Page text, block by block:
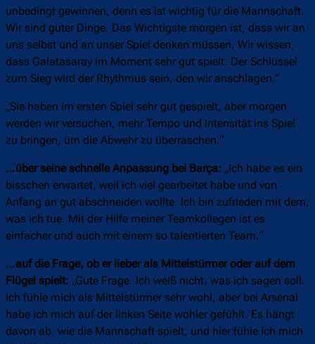
unbedingt gewinnen, denn es ist wichtig für die Mannschaft.
Wir sind guter Dinge. Das Wichtigste morgen ist, dass wir an
uns selbst und an unser Spiel denken müssen. Wir wissen,
dass Galatasaray im Moment sehr gut spielt. Der Schlüssel
zum Sieg wird der Rhythmus sein, den wir anschlagen.“
„Sie haben im ersten Spiel sehr gut gespielt, aber morgen
werden wir versuchen, mehr Tempo und Intensität ins Spiel
zu bringen, um die Abwehr zu überraschen.“
…über seine schnelle Anpassung bei Barça: „Ich habe es ein
bisschen erwartet, weil ich viel gearbeitet habe und von
Anfang an gut abschneiden wollte. Ich bin zufrieden mit dem,
was ich tue. Mit der Hilfe meiner Teamkollegen ist es
einfacher und auch mit einem so talentierten Team.“
…auf die Frage, ob er lieber als Mittelstürmer oder auf dem
Flügel spielt: „Gute Frage. Ich weiß nicht, was ich sagen soll.
Ich fühle mich als Mittelstürmer sehr wohl, aber bei Arsenal
habe ich mich auf der linken Seite wohler gefühlt. Es hängt
davon ab, wie die Mannschaft spielt, und hier fühle ich mich